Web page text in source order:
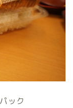
ック